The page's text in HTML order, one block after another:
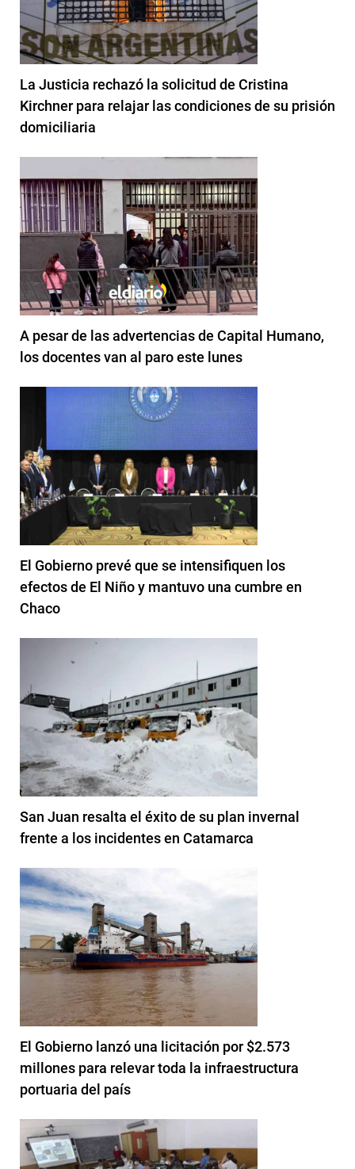
La Justicia rechazó la solicitud de Cristina
Kirchner para relajar las condiciones de su prisión
domiciliaria
A pesar de las advertencias de Capital Humano,
los docentes van al paro este lunes
El Gobierno prevé que se intensifiquen los
efectos de El Niño y mantuvo una cumbre en
Chaco
San Juan resalta el éxito de su plan invernal
frente a los incidentes en Catamarca
El Gobierno lanzó una licitación por $2.573
millones para relevar toda la infraestructura
portuaria del país